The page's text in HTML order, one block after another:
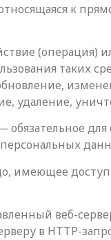
к
(операция)
таких
удаление,
имеющее
веб-
в HTTP-